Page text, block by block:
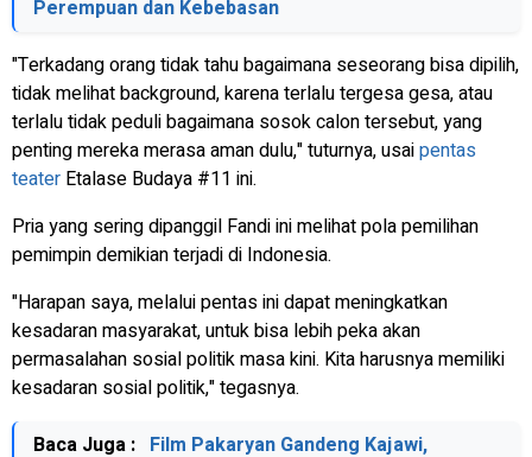
Perempuan dan Kebebasan
"Terkadang orang tidak tahu bagaimana seseorang bisa dipilih,
tidak melihat background, karena terlalu tergesa gesa, atau
terlalu tidak peduli bagaimana sosok calon tersebut, yang
penting mereka merasa aman dulu," tuturnya, usaipentas
teater Etalase Budaya #11 ini.
Pria yang sering dipanggil Fandi ini melihat pola pemilihan
pemimpin demikian terjadi di Indonesia.
"Harapan saya, melalui pentas ini dapat meningkatkan
kesadaran masyarakat, untuk bisa lebih peka akan
permasalahan sosial politik masa kini. Kita harusnya memiliki
kesadaran sosial politik," tegasnya.
Baca Juga : Film Pakaryan Gandeng Kajawi,